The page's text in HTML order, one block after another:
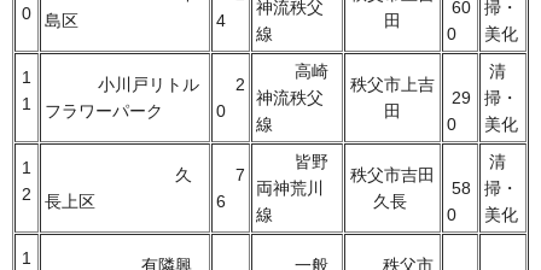
0
島区
4
神流秩父
線
田
60
0
掃・
美化
1
1
小川戸リトル
フラワーパーク
2
0
高崎
神流秩父
線
秩父市上吉
田
29
0
清
掃・
美化
1
2
久
長上区
7
6
皆野
両神荒川
線
秩父市吉田
久長
58
0
清
掃・
美化
1
有隣興
一般
秩父市